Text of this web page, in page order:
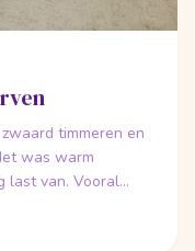
timmeren en
was warm
last van. Vooral